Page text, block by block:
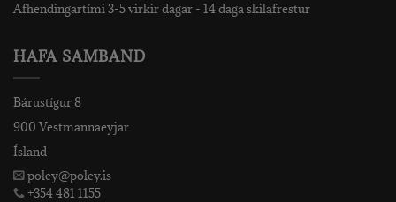
Afhendingartími 3-5 virkir dagar - 14 daga skilafrestur
HAFA SAMBAND
Bárustígur 8
900 Vestmannaeyjar
Ísland
poley@poley.is
+354 481 1155